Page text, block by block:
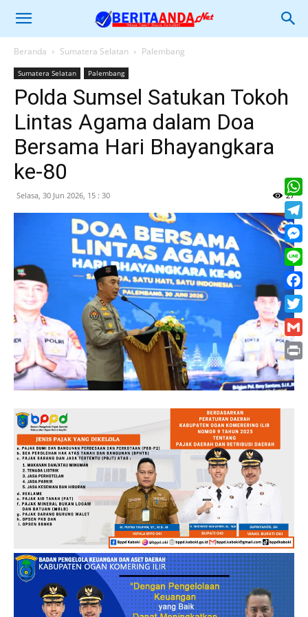
Beranda Sumatera Selatan Palembang
Sumatera Selatan Palembang
Polda Sumsel Satukan Tokoh
Lintas Agama dalam Doa
Bersama Hari Bhayangkara
ke-80
Selasa, 30 Jun 2026, 15 : 30 27
Line
Print